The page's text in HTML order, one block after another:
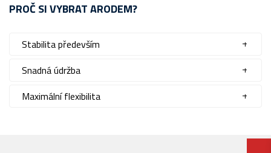
PROČ SI VYBRAT ARODEM?
Stabilita především
Snadná údržba
Maximální flexibilita